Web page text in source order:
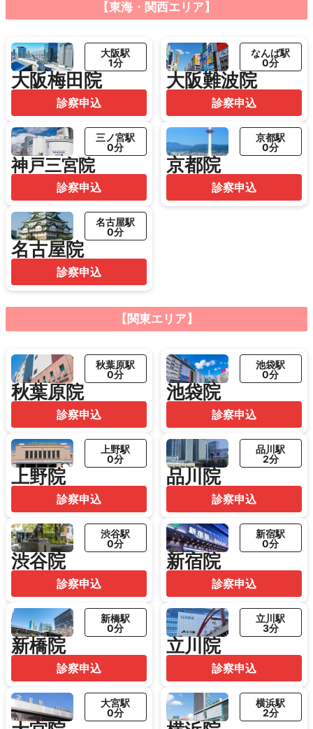
【東海・関西エリア】
大阪梅田院
大阪駅
1分
診察申込
大阪難波院
なんば駅
0分
診察申込
神戸三宮院
三ノ宮駅
0分
診察申込
京都院
京都駅
0分
診察申込
名古屋院
名古屋駅
0分
診察申込
【関東エリア】
秋葉原院
秋葉原駅
0分
診察申込
池袋院
池袋駅
0分
診察申込
上野院
上野駅
0分
診察申込
品川院
品川駅
2分
診察申込
渋谷院
渋谷駅
0分
診察申込
新宿院
新宿駅
0分
診察申込
新橋院
新橋駅
0分
診察申込
立川院
立川駅
3分
診察申込
大宮駅
0分
横浜駅
2分